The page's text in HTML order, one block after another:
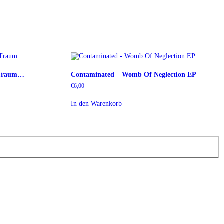
Contaminated – Womb Of Neglection EP
€6,00
In den Warenkorb